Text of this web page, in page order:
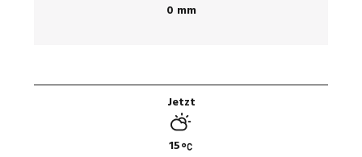
0 mm
Jetzt
15